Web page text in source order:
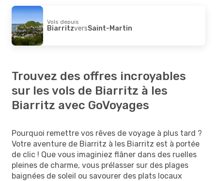
Vols depuis
BiarritzversSaint-Martin
Trouvez des offres incroyables
sur les vols de Biarritz à les
Biarritz avec GoVoyages
Pourquoi remettre vos rêves de voyage à plus tard ?
Votre aventure de Biarritz à les Biarritz est à portée
de clic ! Que vous imaginiez flâner dans des ruelles
pleines de charme, vous prélasser sur des plages
baignées de soleil ou savourer des plats locaux